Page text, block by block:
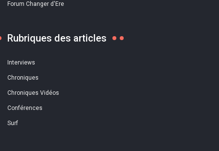
Forum Changer d'Ere
Rubriques des articles
Interviews
Chroniques
Chroniques Vidéos
Conférences
Surf